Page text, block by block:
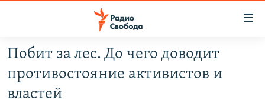
упрощенного
доступа
ПОДКАСТЫ
Побит за лес. До чего доводит
противостояние активистов и
властей